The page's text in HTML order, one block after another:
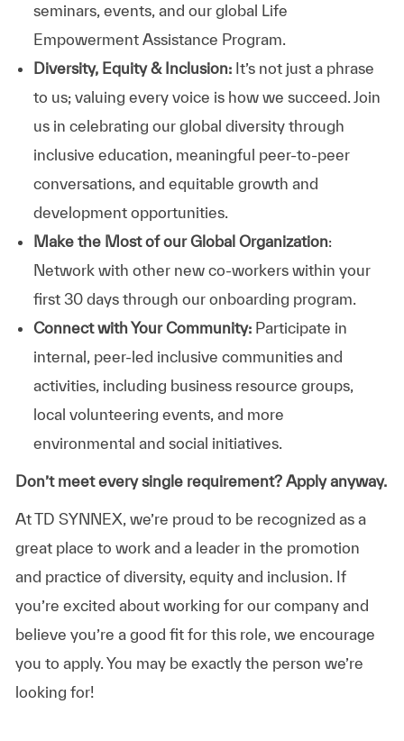
seminars, events, and our global Life
Empowerment Assistance Program.
Diversity, Equity & Inclusion: It’s not just a phrase
to us; valuing every voice is how we succeed. Join
us in celebrating our global diversity through
inclusive education, meaningful peer-to-peer
conversations, and equitable growth and
development opportunities.
Make the Most of our Global Organization:
Network with other new co-workers within your
first 30 days through our onboarding program.
Connect with Your Community:Participate in
internal, peer-led inclusive communities and
activities, including business resource groups,
local volunteering events, and more
environmental and social initiatives.
Don’t meet every single requirement? Apply anyway.
At TD SYNNEX, we’re proud to be recognized as a
great place to work and a leader in the promotion
and practice of diversity, equity and inclusion. If
you’re excited about working for our company and
believe you’re a good fit for this role, we encourage
you to apply. You may be exactly the person we’re
looking for!